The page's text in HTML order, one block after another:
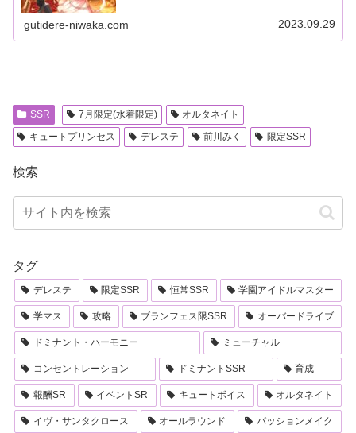
gutidere-niwaka.com 2023.09.29
SSR 7月限定(水着限定)
オルタネイト
キュートプリンセス
デレステ 前川みく 限定SSR
検索
タグ
デレステ 限定SSR 恒常SSR 学園アイドルマスター
学マス 攻略 ブランフェス限SSR オーバードライブ
ドミナント・ハーモニー ミューチャル
コンセントレーション ドミナントSSR 育成
報酬SR イベントSR キュートボイス オルタネイト
イヴ・サンタクロース オールラウンド パッションメイク